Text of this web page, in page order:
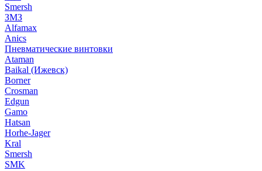
Smersh
ЗМЗ
Alfamax
Anics
Пневматические винтовки
Ataman
Baikal (Ижевск)
Borner
Crosman
Edgun
Gamo
Hatsan
Horhe-Jager
Kral
Smersh
SMK